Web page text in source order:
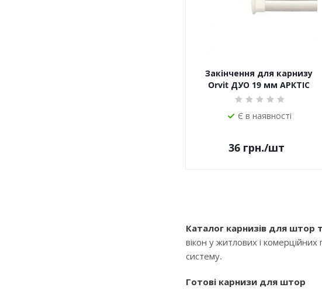
Закінчення для карнизу
Orvit ДУО 19 мм АРКТІС
Є в наявності
36 грн./шт
Каталог карнизів для штор
вікон у житлових і
систему.
Готові карнизи для штор